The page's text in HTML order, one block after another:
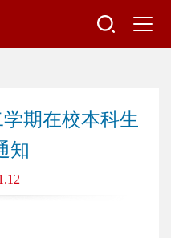
学期在校本科生
知